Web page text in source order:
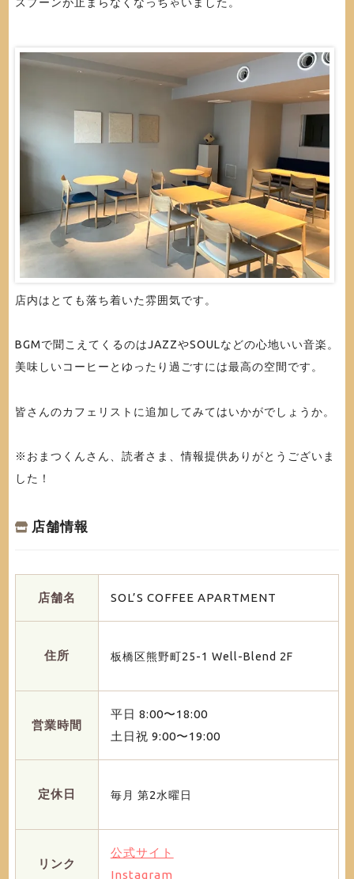
店内はとても落ち着いた雰囲気です。
BGMで聞こえてくるのはJAZZやSOULなどの心地いい音楽。
美味しいコーヒーとゆったり過ごすには最高の空間です。
皆さんのカフェリストに追加してみてはいかがでしょうか。
※おまつくんさん、読者さま、情報提供ありがとうございま
した！
店舗情報
店舗名 SOL’S COFFEE APARTMENT
住所 板橋区熊野町25-1 Well-Blend 2F
営業時間
平日 8:00〜18:00
土日祝 9:00〜19:00
定休日 毎月 第2水曜日
リンク
公式サイト
Instagram